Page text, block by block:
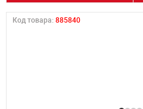
Код товара: 885840